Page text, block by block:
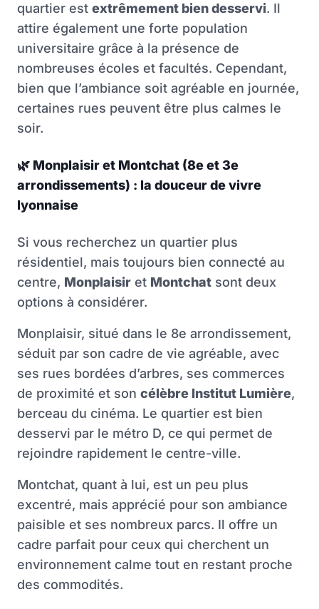
quartier est extrêmement bien desservi. Il
attire également une forte population
universitaire grâce à la présence de
nombreuses écoles et facultés. Cependant,
bien que l’ambiance soit agréable en journée,
certaines rues peuvent être plus calmes le
soir.
🌿 Monplaisir et Montchat (8e et 3e
arrondissements) : la douceur de vivre
lyonnaise
Si vous recherchez un quartier plus
résidentiel, mais toujours bien connecté au
centre, Monplaisir et Montchat sont deux
options à considérer.
Monplaisir, situé dans le 8e arrondissement,
séduit par son cadre de vie agréable, avec
ses rues bordées d’arbres, ses commerces
de proximité et son célèbre Institut Lumière,
berceau du cinéma. Le quartier est bien
desservi par le métro D, ce qui permet de
rejoindre rapidement le centre-ville.
Montchat, quant à lui, est un peu plus
excentré, mais apprécié pour son ambiance
paisible et ses nombreux parcs. Il offre un
cadre parfait pour ceux qui cherchent un
environnement calme tout en restant proche
des commodités.